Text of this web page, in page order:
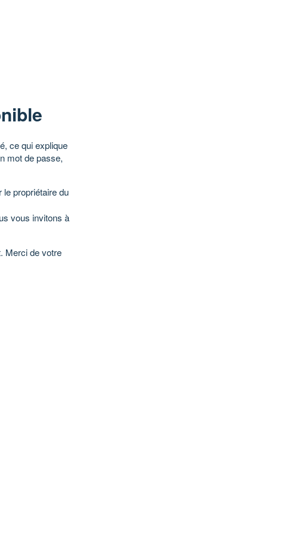
ce qui explique
mot de passe,
propriétaire du
vous invitons à
Merci de votre